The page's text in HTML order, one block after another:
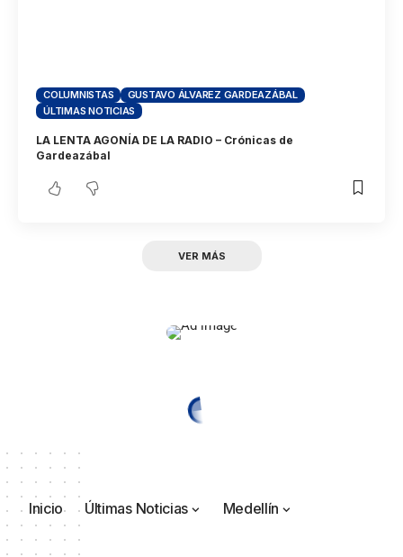
COLUMNISTAS
GUSTAVO ÁLVAREZ GARDEAZÁBAL
ÚLTIMAS NOTICIAS
LA LENTA AGONÍA DE LA RADIO – Crónicas de
Gardeazábal
VER MÁS
Inicio Últimas Noticias Medellín